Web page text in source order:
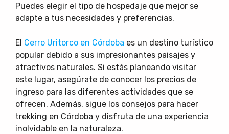
Puedes elegir el tipo de hospedaje que mejor se
adapte a tus necesidades y preferencias.
El Cerro Uritorco en Córdoba es un destino turístico
popular debido a sus impresionantes paisajes y
atractivos naturales. Si estás planeando visitar
este lugar, asegúrate de conocer los precios de
ingreso para las diferentes actividades que se
ofrecen. Además, sigue los consejos para hacer
trekking en Córdoba y disfruta de una experiencia
inolvidable en la naturaleza.